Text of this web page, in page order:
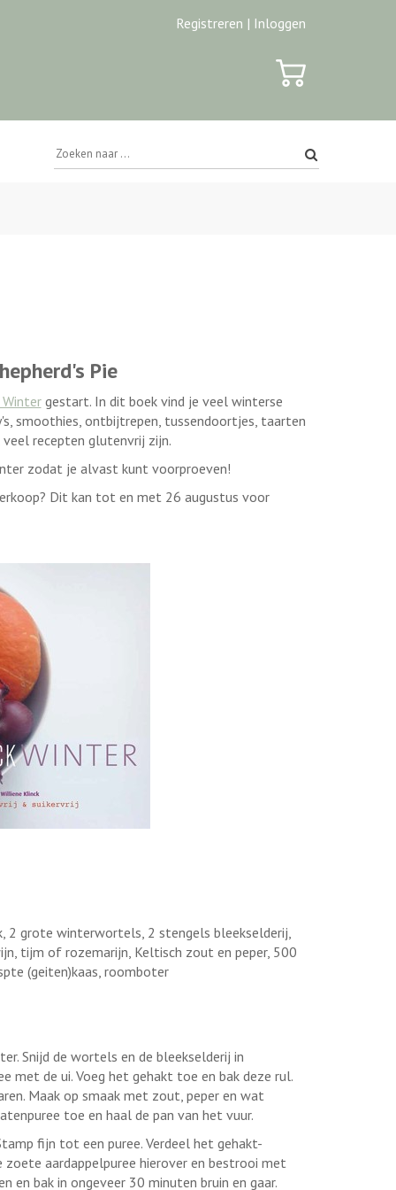
Registreren | Inloggen
Pie
gestart. In dit boek vind je veel winterse
smoothies, ontbijtrepen, tussendoortjes, taarten
veel recepten glutenvrij zijn.
zodat je alvast kunt voorproeven!
Dit kan tot en met 26 augustus voor
2 grote winterwortels, 2 stengels bleekselderij,
tijm of rozemarijn, Keltisch zout en peper, 500
(geiten)kaas, roomboter
Snijd de wortels en de bleekselderij in
met de ui. Voeg het gehakt toe en bak deze rul.
Maak op smaak met zout, peper en wat
toe en haal de pan van het vuur.
fijn tot een puree. Verdeel het gehakt-
zoete aardappelpuree hierover en bestrooi met
en bak in ongeveer 30 minuten bruin en gaar.